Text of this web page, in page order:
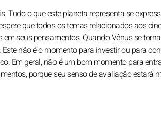
o que este planeta representa se
que todos os temas relacionados aos
seus pensamentos. Quando Vênus se
não é o momento para investir ou para
Em geral, não é um bom momento para
porque seu senso de avaliação estará